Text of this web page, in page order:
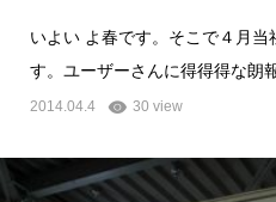
いよい よ春です。そこで４月当
す。ユーザーさんに得得得な朗
2014.04.4 30 view